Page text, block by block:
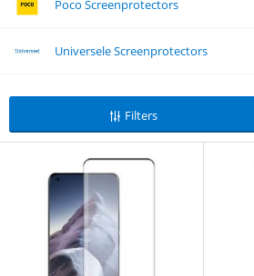
Poco Screenprotectors
Universele Screenprotectors
Filters